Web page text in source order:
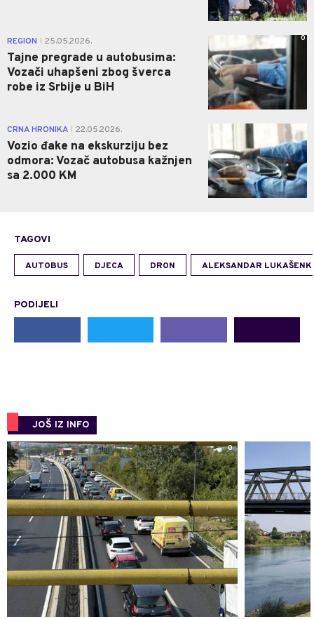
REGION 25.05.2026.
Tajne pregrade u autobusima:
Vozači uhapšeni zbog šverca
robe iz Srbije u BiH
0
CRNA HRONIKA 22.05.2026.
Vozio đake na ekskurziju bez
odmora: Vozač autobusa kažnjen
sa 2.000 KM
TAGOVI
AUTOBUS DJECA DRON ALEKSANDAR
PODIJELI
JOŠ IZ INFO
0